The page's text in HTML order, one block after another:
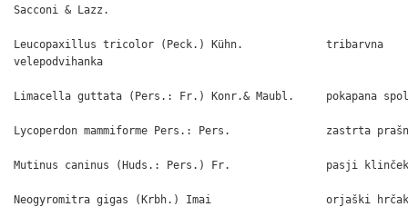
Sacconi & Lazz.
Leucopaxillus tricolor (Peck.) Kühn.             tribarvna
velepodvihanka
Limacella guttata (Pers.: Fr.) Konr.& Maubl.     pokapana
Lycoperdon mammiforme Pers.: Pers.               zastrta
Mutinus caninus (Huds.: Pers.) Fr.               pasji klinček
Neogyromitra gigas (Krbh.) Imai                  orjaški hrčak